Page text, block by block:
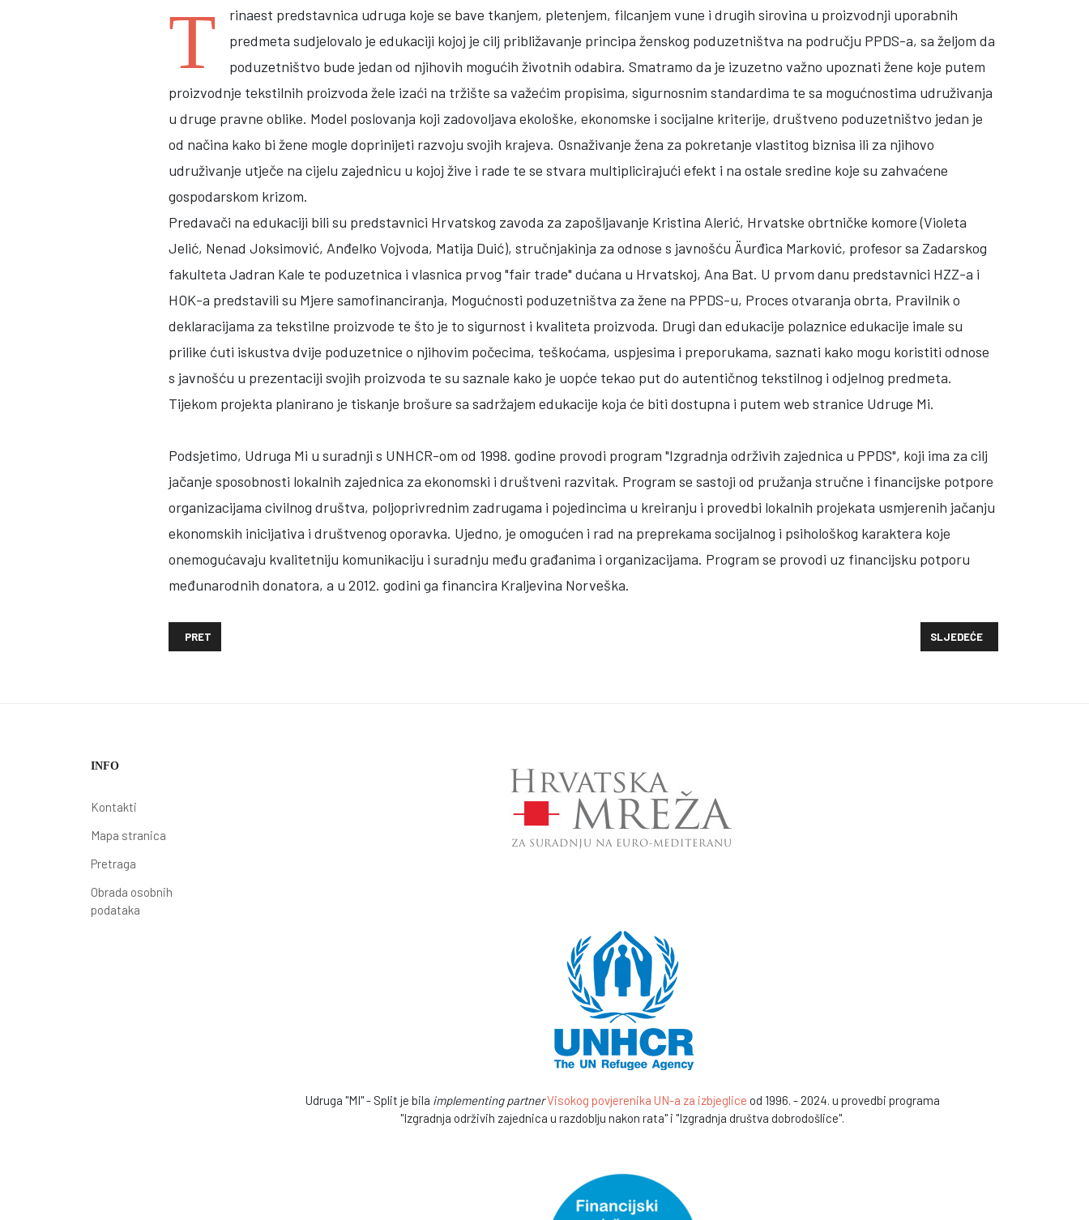
T
rinaest predstavnica udruga koje se bave tkanjem, pletenjem, filcanjem vune i drugih sirovina u proizvodnji uporabnih
predmeta sudjelovalo je edukaciji kojoj je cilj približavanje principa ženskog poduzetništva na području PPDS-a, sa željom da
poduzetništvo bude jedan od njihovih mogućih životnih odabira. Smatramo da je izuzetno važno upoznati žene koje putem
proizvodnje tekstilnih proizvoda žele izaći na tržište sa važećim propisima, sigurnosnim standardima te sa mogućnostima udruživanja
u druge pravne oblike. Model poslovanja koji zadovoljava ekološke, ekonomske i socijalne kriterije, društveno poduzetništvo jedan je
od načina kako bi žene mogle doprinijeti razvoju svojih krajeva. Osnaživanje žena za pokretanje vlastitog biznisa ili za njihovo
udruživanje utječe na cijelu zajednicu u kojoj žive i rade te se stvara multiplicirajući efekt i na ostale sredine koje su zahvaćene
gospodarskom krizom.
Predavači na edukaciji bili su predstavnici Hrvatskog zavoda za zapošljavanje Kristina Alerić, Hrvatske obrtničke komore (Violeta
Jelić, Nenad Joksimović, Anđelko Vojvoda, Matija Duić), stručnjakinja za odnose s javnošću Äurđica Marković, profesor sa Zadarskog
fakulteta Jadran Kale te poduzetnica i vlasnica prvog "fair trade" dućana u Hrvatskoj, Ana Bat. U prvom danu predstavnici HZZ-a i
HOK-a predstavili su Mjere samofinanciranja, Mogućnosti poduzetništva za žene na PPDS-u, Proces otvaranja obrta, Pravilnik o
deklaracijama za tekstilne proizvode te što je to sigurnost i kvaliteta proizvoda. Drugi dan edukacije polaznice edukacije imale su
prilike ćuti iskustva dvije poduzetnice o njihovim počecima, teškoćama, uspjesima i preporukama, saznati kako mogu koristiti odnose
s javnošću u prezentaciji svojih proizvoda te su saznale kako je uopće tekao put do autentičnog tekstilnog i odjelnog predmeta.
Tijekom projekta planirano je tiskanje brošure sa sadržajem edukacije koja će biti dostupna i putem web stranice Udruge Mi.
Podsjetimo, Udruga Mi u suradnji s UNHCR-om od 1998. godine provodi program "Izgradnja održivih zajednica u PPDS", koji ima za cilj
jačanje sposobnosti lokalnih zajednica za ekonomski i društveni razvitak. Program se sastoji od pružanja stručne i financijske potpore
organizacijama civilnog društva, poljoprivrednim zadrugama i pojedincima u kreiranju i provedbi lokalnih projekata usmjerenih jačanju
ekonomskih inicijativa i društvenog oporavka. Ujedno, je omogućen i rad na preprekama socijalnog i psihološkog karaktera koje
onemogućavaju kvalitetniju komunikaciju i suradnju među građanima i organizacijama. Program se provodi uz financijsku potporu
međunarodnih donatora, a u 2012. godini ga financira Kraljevina Norveška.
PRETHODNI ČLANAK: MOGUĆNOSTI RAZVOJA RURALNOG TURIZMA
PRET SLJEDEĆI ČLANAK:
SLJEDEĆE
INFO
Kontakti
Mapa stranica
Pretraga
Obrada osobnih
podataka
Udruga "MI" - Split je bila implementing partnerVisokog povjerenika UN-a za izbjeglice od 1996. - 2024. u provedbi programa
"Izgradnja održivih zajednica u razdoblju nakon rata" i "Izgradnja društva dobrodošlice".